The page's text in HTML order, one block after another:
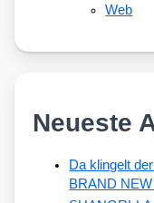
Web
Neueste
Da klingelt
BRAND